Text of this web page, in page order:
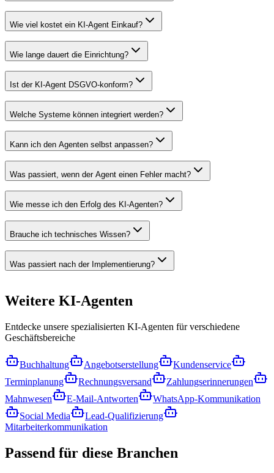
Wie viel kostet ein KI-Agent Einkauf?
Wie lange dauert die Einrichtung?
Ist der KI-Agent DSGVO-konform?
Welche Systeme können integriert werden?
Kann ich den Agenten selbst anpassen?
Was passiert, wenn der Agent einen Fehler macht?
Wie messe ich den Erfolg des KI-Agenten?
Brauche ich technisches Wissen?
Was passiert nach der Implementierung?
Weitere KI-Agenten
Entdecke unsere spezialisierten KI-Agenten für verschiedene
Geschäftsbereiche
Buchhaltung Angebotserstellung
Kundenservice
Terminplanung
Rechnungsversand
Zahlungserinnerungen
Mahnwesen
E-Mail-Antworten
WhatsApp-Kommunikation
Social Media
Lead-Qualifizierung
Mitarbeiterkommunikation
Passend für diese Branchen